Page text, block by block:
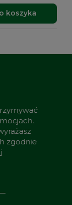
koszyka
zgodnie